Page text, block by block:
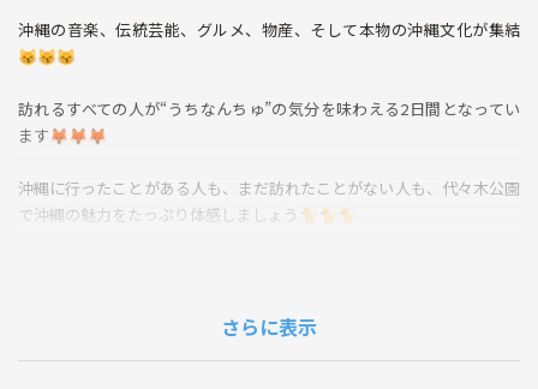
沖縄の音楽、伝統芸能、グルメ、物産、そして本物の沖縄文化が集結
😽😽😽
訪れるすべての人が“うちなんちゅ”の気分を味わえる2日間となってい
ます🦊🦊🦊
沖縄に行ったことがある人も、まだ訪れたことがない人も、代々木公園
で沖縄の魅力をたっぷり体感しましょう🐈🐈🐈
さらに表示